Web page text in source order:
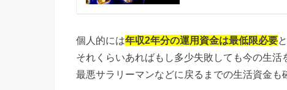
個人的には年収2年分の運用資金は最低限必要
それくらいあればもし多少失敗しても今の生活
最悪サラリーマンなどに戻るまでの生活資金も